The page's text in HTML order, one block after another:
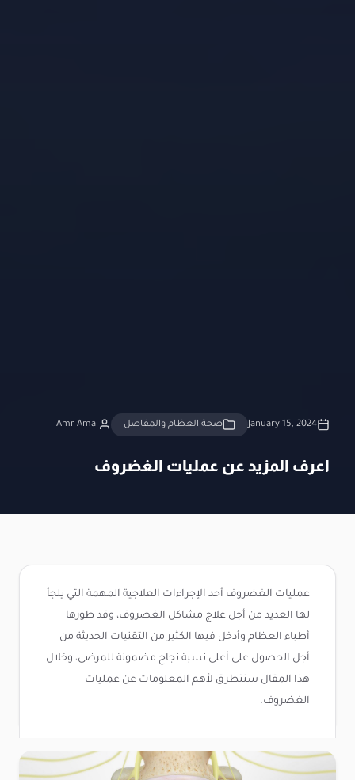
January 15, 2024 صحة العظام والمفاصل Amr Amal
اعرف المزيد عن عمليات الغضروف
عمليات الغضروف أحد الإجراءات العلاجية المهمة التي يلجأ
لها العديد من أجل علاج مشاكل الغضروف، وقد طورها
أطباء العظام وأدخل فيها الكثير من التقنيات الحديثة من
أجل الحصول على أعلى نسبة نجاح مضمونة للمرضى، وخلال
هذا المقال سنتطرق لأهم المعلومات عن عمليات
الغضروف.